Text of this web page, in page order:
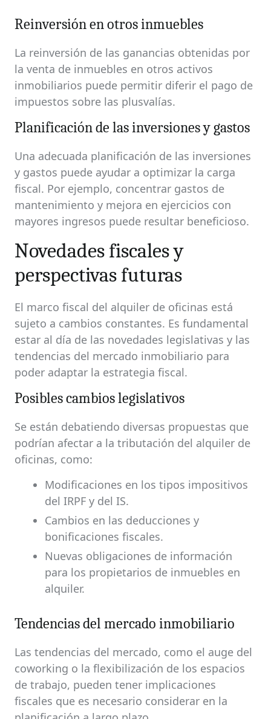
Reinversión en otros inmuebles
La reinversión de las ganancias obtenidas por
la venta de inmuebles en otros activos
inmobiliarios puede permitir diferir el pago de
impuestos sobre las plusvalías.
Planificación de las inversiones y gastos
Una adecuada planificación de las inversiones
y gastos puede ayudar a optimizar la carga
fiscal. Por ejemplo, concentrar gastos de
mantenimiento y mejora en ejercicios con
mayores ingresos puede resultar beneficioso.
Novedades fiscales y
perspectivas futuras
El marco fiscal del alquiler de oficinas está
sujeto a cambios constantes. Es fundamental
estar al día de las novedades legislativas y las
tendencias del mercado inmobiliario para
poder adaptar la estrategia fiscal.
Posibles cambios legislativos
Se están debatiendo diversas propuestas que
podrían afectar a la tributación del alquiler de
oficinas, como:
Modificaciones en los tipos impositivos
del IRPF y del IS.
Cambios en las deducciones y
bonificaciones fiscales.
Nuevas obligaciones de información
para los propietarios de inmuebles en
alquiler.
Tendencias del mercado inmobiliario
Las tendencias del mercado, como el auge del
coworking o la flexibilización de los espacios
de trabajo, pueden tener implicaciones
fiscales que es necesario considerar en la